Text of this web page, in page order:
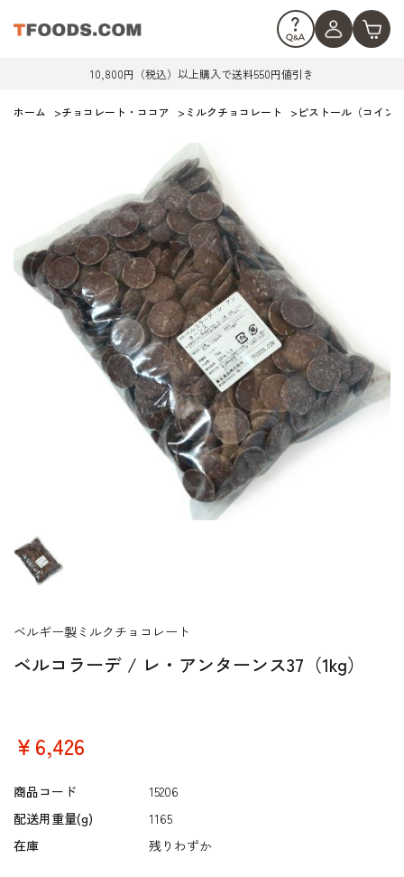
10,800円（税込）以上購入で送料550円値引き
ホーム >チョコレート・ココア > ミルクチョコレート >ピストール（コイン
ベルコラーデ / レ・アンターンス37（1kg）
ベルギー製ミルクチョコレート
￥6,426
商品コード
15206
配送用重量(g)
1165
在庫
残りわずか